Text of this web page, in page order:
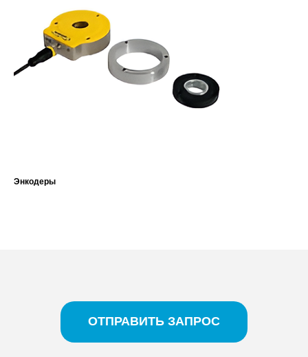
Энкодеры
ОТПРАВИТЬ ЗАПРОС